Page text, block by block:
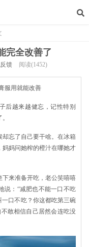
完全改善了
馈 阅读(1452)
后越来越健忘，记性特别
忘了自己要干啥。在冰箱
妈问她榨的橙汁在哪她才
来准备开吃，老公笑嘻嘻
说：“减肥也不能一口不吃
一口不吃？你这都吃第三碗
敢相信自己居然会连吃没